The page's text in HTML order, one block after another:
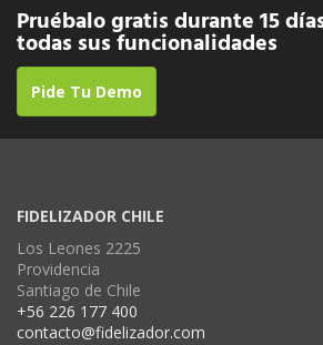
Pruébalo gratis durante 15
todas sus funcionalidades
Pide Tu Demo
FIDELIZADOR CHILE
Los Leones 2225
Providencia
Santiago de Chile
+56 226 177 400
contacto@fidelizador.com